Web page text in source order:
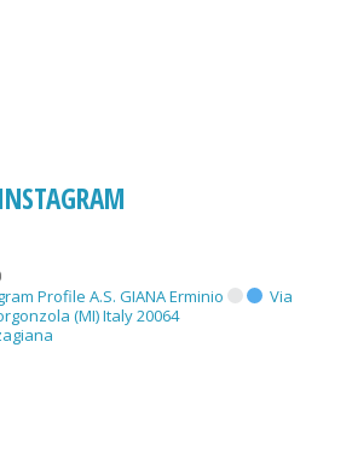
Profile A.S. GIANA Erminio
Via
(MI) Italy 20064